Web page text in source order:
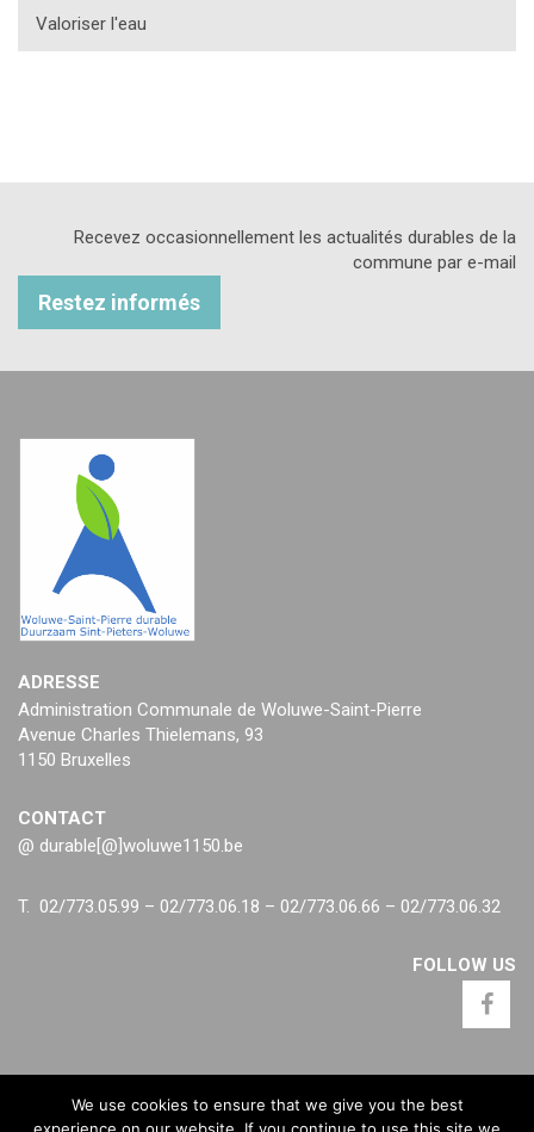
Valoriser l'eau
Recevez occasionnellement les actualités durables de la
commune par e-mail
Restez informés
ADRESSE
Administration Communale de Woluwe-Saint-Pierre
Avenue Charles Thielemans, 93
1150 Bruxelles
CONTACT
@ durable[@]woluwe1150.be
T. 02/773.05.99 – 02/773.06.18 – 02/773.06.66 – 02/773.06.32
FOLLOW US
We use cookies to ensure that we give you the best